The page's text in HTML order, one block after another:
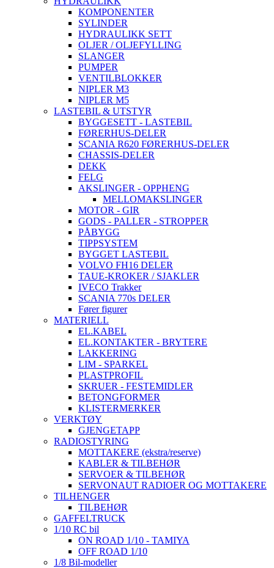
KOMPONENTER
SYLINDER
HYDRAULIKK SETT
OLJER / OLJEFYLLING
SLANGER
PUMPER
VENTILBLOKKER
NIPLER M3
NIPLER M5
LASTEBIL & UTSTYR
BYGGESETT - LASTEBIL
FØRERHUS-DELER
SCANIA R620 FØRERHUS-DELER
CHASSIS-DELER
DEKK
FELG
AKSLINGER - OPPHENG
MELLOMAKSLINGER
MOTOR - GIR
GODS - PALLER - STROPPER
PÅBYGG
TIPPSYSTEM
BYGGET LASTEBIL
VOLVO FH16 DELER
TAUE-KROKER / SJAKLER
IVECO Trakker
SCANIA 770s DELER
Fører figurer
MATERIELL
EL.KABEL
EL.KONTAKTER - BRYTERE
LAKKERING
LIM - SPARKEL
PLASTPROFIL
SKRUER - FESTEMIDLER
BETONGFORMER
KLISTERMERKER
VERKTØY
GJENGETAPP
RADIOSTYRING
MOTTAKERE (ekstra/reserve)
KABLER & TILBEHØR
SERVOER & TILBEHØR
SERVONAUT RADIOER OG MOTTAKERE
TILHENGER
TILBEHØR
GAFFELTRUCK
1/10 RC bil
ON ROAD 1/10 - TAMIYA
OFF ROAD 1/10
1/8 Bil-modeller